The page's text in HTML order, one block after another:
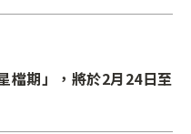
檔期」，將於2月24日至